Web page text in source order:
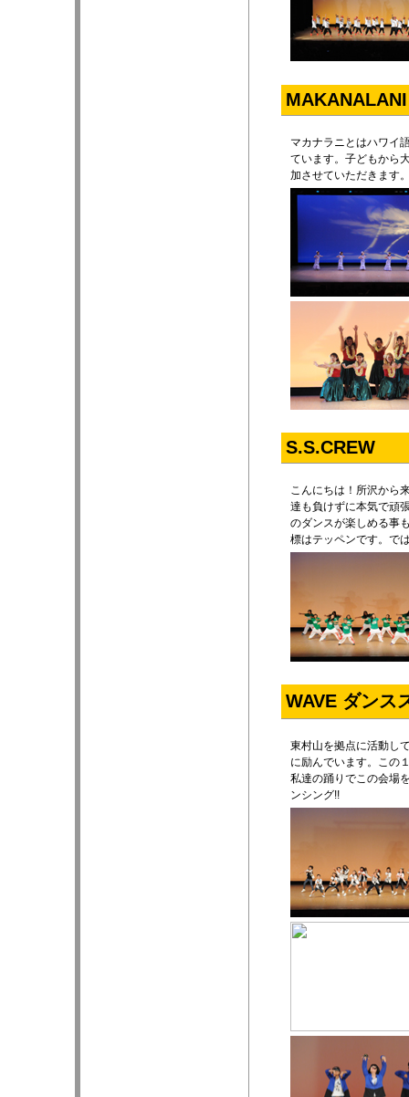
MAKANALANI
マカナラニとはハワイ
ています。子どもから
加させていただきます
S.S.CREW
こんにちは！所沢から
達も負けずに本気で頑
のダンスが楽しめる事
標はテッペンです。で
WAVE ダンス
東村山を拠点に活動し
に励んでいます。この
私達の踊りでこの会場
ンシング!!